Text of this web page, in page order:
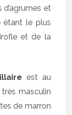
et
étant le plus
et de la
est au
masculin
de marron